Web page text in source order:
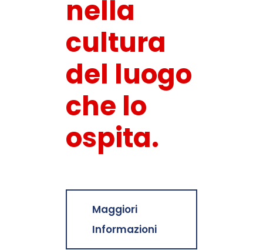
nella
cultura
del luogo
che lo
ospita.
Maggiori
Informazioni